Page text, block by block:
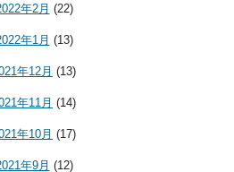
年2月 (22)
年1月 (13)
年12月 (13)
年11月 (14)
年10月 (17)
年9月 (12)